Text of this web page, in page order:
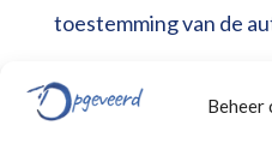
Beheer
toestemming van de